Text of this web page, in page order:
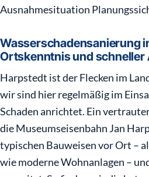
Ausnahmesituation
Wasserschadensanierung
Ortskenntnis und schneller
Harpstedt ist der Flecken im
wir sind hier regelmäßig im
Schaden anrichtet. Ein
die Museumseisenbahn Jan
typischen Bauweisen vor Ort –
wie moderne Wohnanlagen –